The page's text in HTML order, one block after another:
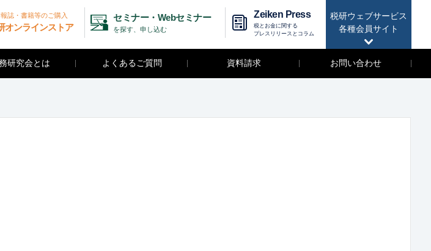
税研ウェブサービス
各種会員サイト
誌・書籍等のご購入
オンラインストア
セミナー・Webセミナー
を探す、申し込む
Zeiken Press
税とお金に関する
プレスリリースとコラム
研究会とは よくあるご質問 資料請求 お問い合わせ